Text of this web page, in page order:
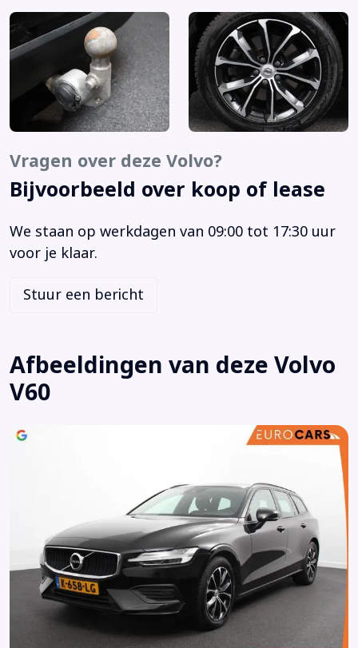
Aluminium interieur afwerking
Anti Blokkeer Systeem
Anti doorSlip Regeling
Armsteun achter
Armsteun voor
Audio installatie
Bagagedek
Bandenspanningscontrolesysteem
Bestuurdersstoel in hoogte verstelbaar
Binnenspiegel automatisch dimmend
Boordcomputer
Buitenspiegel(s) automatisch dimmend
Buitenspiegels elektrisch inklapbaar
Centrale deurvergrendeling met afstandsbediening
Dimlichten automatisch
Elektrische ramen achter
Elektrische ramen voor
Elektronische remkrachtverdeling
Elektronisch Stabiliteits Programma
Grootlichtassistent
Vragen over deze Volvo?
Bijvoorbeeld over koop of lease
We staan op werkdagen van 09:00 tot 17:30 uur
voor je klaar.
Stuur een bericht
Afbeeldingen van deze Volvo
V60